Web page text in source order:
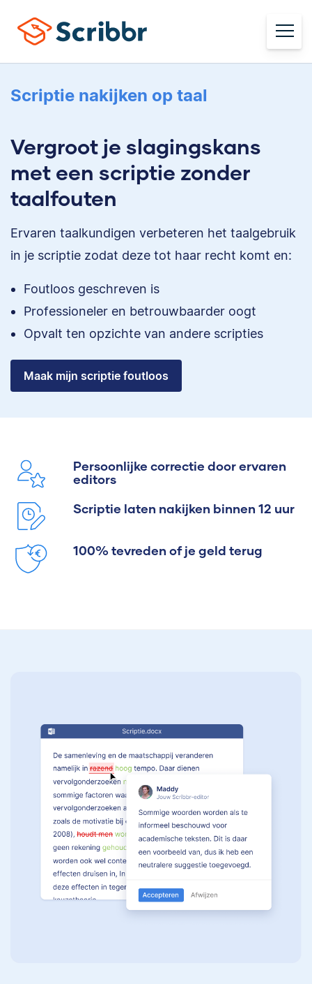
Scriptie nakijken op taal
Vergroot je slagingskans
met een scriptie zonder
taalfouten
Ervaren taalkundigen verbeteren het taalgebruik
in je scriptie zodat deze tot haar recht komt en:
Foutloos geschreven is
Professioneler en betrouwbaarder oogt
Opvalt ten opzichte van andere scripties
Maak mijn scriptie foutloos
Persoonlijke correctie door ervaren
editors
Scriptie laten nakijken binnen 12 uur
100% tevreden of je geld terug